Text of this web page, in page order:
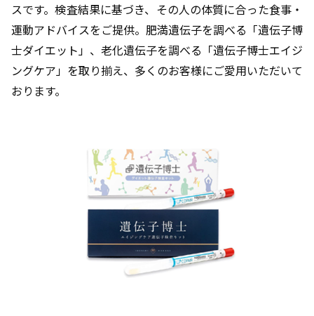
スです。検査結果に基づき、その人の体質に合った食事・
運動アドバイスをご提供。肥満遺伝子を調べる「遺伝子博
士ダイエット」、老化遺伝子を調べる「遺伝子博士エイジ
ングケア」を取り揃え、多くのお客様にご愛用いただいて
おります。